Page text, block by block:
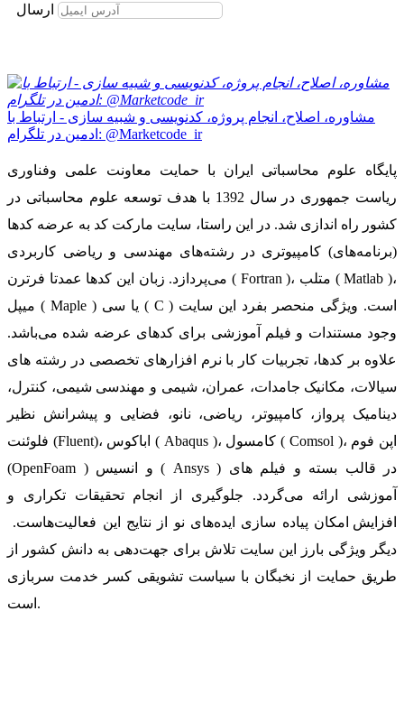
ارسال
مشاوره، اصلاح، انجام پروژه، کدنویسی و شبیه سازی - ارتباط با
ادمین در تلگرام: @Marketcode_ir
پایگاه علوم محاسباتی ایران با حمایت معاونت علمی وفناوری
ریاست جمهوری در سال 1392 با هدف توسعه علوم محاسباتی در
کشور راه اندازی شد. در این راستا، سایت مارکت کد به عرضه کدها
(برنامه‌های) کامپیوتری در رشته‌های مهندسی و ریاضی کاربردی
می‌پردازد. زبان این کدها عمدتا فرترن ( Fortran )، متلب ( Matlab )،
میپل ( Maple ) یا سی ( C ) است. ویژگی منحصر بفرد این سایت
وجود مستندات و فیلم آموزشی برای کدهای عرضه شده می‌باشد.
علاوه بر کدها، تجربیات کار با نرم افزارهای تخصصی در رشته های
سیالات، مکانیک جامدات، عمران، شیمی و مهندسی شیمی، کنترل،
دینامیک پرواز، کامپیوتر، ریاضی، نانو، فضایی و پیشرانش نظیر
فلوئنت (Fluent)، اباکوس ( Abaqus )، کامسول ( Comsol )، اپن فوم
(OpenFoam ) و انسیس ( Ansys ) در قالب بسته‌ و فیلم های
آموزشی ارائه می‌گردد. جلوگیری از انجام تحقیقات تکراری و
افزایش امکان پیاده سازی ایده‌های نو از نتایج این فعالیت‌هاست.
دیگر ویژگی بارز این سایت تلاش برای جهت‌دهی به دانش کشور از
طریق حمایت از نخبگان با سیاست تشویقی کسر خدمت سربازی
است.